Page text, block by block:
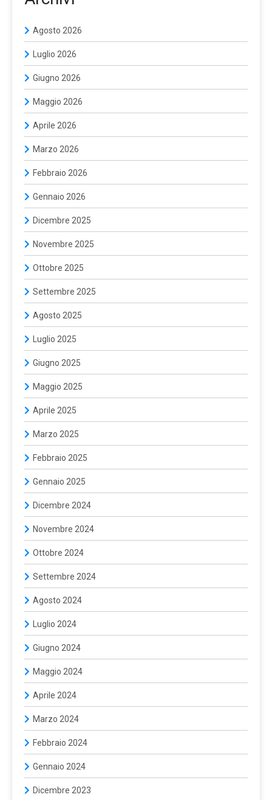
Agosto 2026
Luglio 2026
Giugno 2026
Maggio 2026
Aprile 2026
Marzo 2026
Febbraio 2026
Gennaio 2026
Dicembre 2025
Novembre 2025
Ottobre 2025
Settembre 2025
Agosto 2025
Luglio 2025
Giugno 2025
Maggio 2025
Aprile 2025
Marzo 2025
Febbraio 2025
Gennaio 2025
Dicembre 2024
Novembre 2024
Ottobre 2024
Settembre 2024
Agosto 2024
Luglio 2024
Giugno 2024
Maggio 2024
Aprile 2024
Marzo 2024
Febbraio 2024
Gennaio 2024
Dicembre 2023